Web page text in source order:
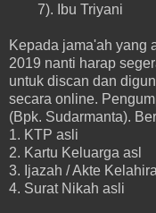
7). Ibu Triyani
Kepada jama'ah yang
2019 nanti harap
untuk discan dan
secara online.
(Bpk. Sudarmanta).
1. KTP asli
2. Kartu Keluarga asl
3. Ijazah / Akte
4. Surat Nikah asli